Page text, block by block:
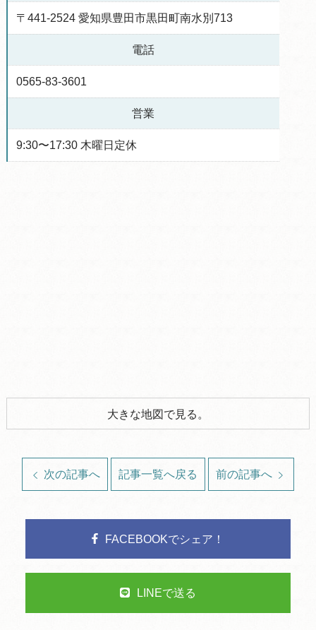
〒441-2524 愛知県豊田市黒田町南水別713
電話
0565-83-3601
営業
9:30〜17:30 木曜日定休
大きな地図で見る。
次の記事へ 記事一覧へ戻る 前の記事へ
FACEBOOKでシェア！
LINEで送る